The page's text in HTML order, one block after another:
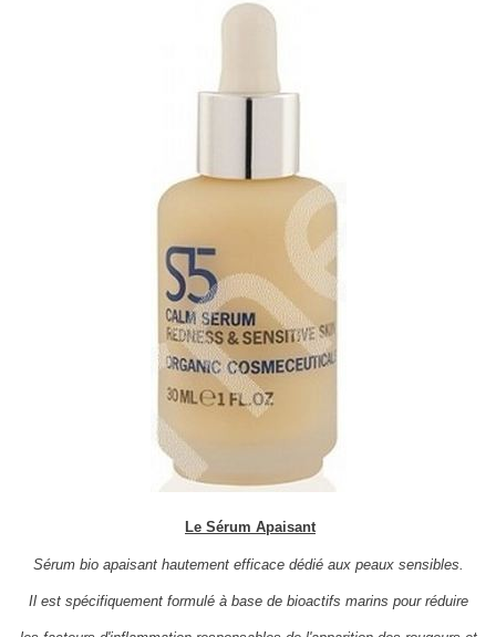
Le Sérum Apaisant
Sérum bio apaisant hautement efficace dédié aux peaux sensibles.
Il est spécifiquement formulé à base de bioactifs marins pour réduire